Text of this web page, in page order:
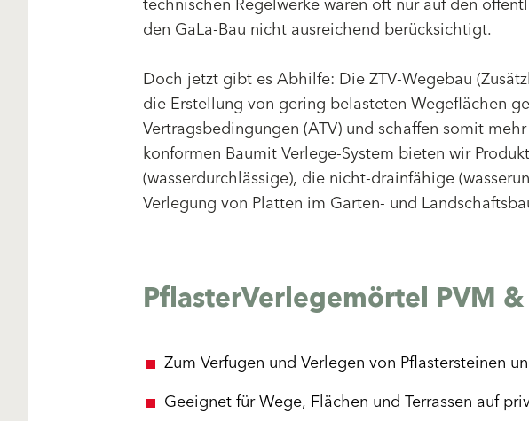
den GaLa-Bau nicht ausreichend berücksichtigt.
Doch jetzt gibt es Abhilfe: Die ZTV-Wegebau
die Erstellung von gering belasteten Wegeflächen
Vertragsbedingungen (ATV) und schaffen somit
konformen Baumit Verlege-System bieten wir
(wasserdurchlässige), die nicht-drainfähige
Verlegung von Platten im Garten- und
PflasterVerlegemörtel PVM
Zum Verfugen und Verlegen von Pflastersteinen
Geeignet für Wege, Flächen und Terrassen auf